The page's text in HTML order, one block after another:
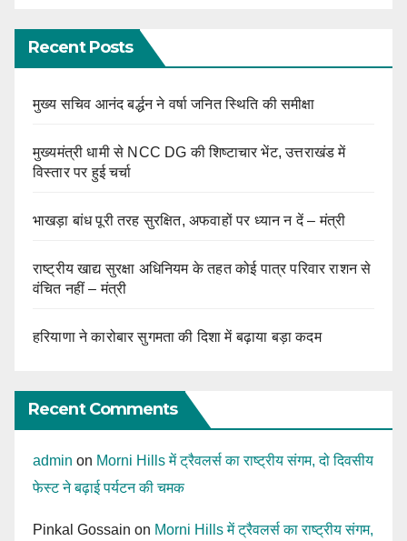
Recent Posts
मुख्य सचिव आनंद बर्द्धन ने वर्षा जनित स्थिति की समीक्षा
मुख्यमंत्री धामी से NCC DG की शिष्टाचार भेंट, उत्तराखंड में
विस्तार पर हुई चर्चा
भाखड़ा बांध पूरी तरह सुरक्षित, अफवाहों पर ध्यान न दें – मंत्री
राष्ट्रीय खाद्य सुरक्षा अधिनियम के तहत कोई पात्र परिवार राशन से
वंचित नहीं – मंत्री
हरियाणा ने कारोबार सुगमता की दिशा में बढ़ाया बड़ा कदम
Recent Comments
admin on Morni Hills में ट्रैवलर्स का राष्ट्रीय संगम, दो दिवसीय
फेस्ट ने बढ़ाई पर्यटन की चमक
Pinkal Gossain on Morni Hills में ट्रैवलर्स का राष्ट्रीय संगम,